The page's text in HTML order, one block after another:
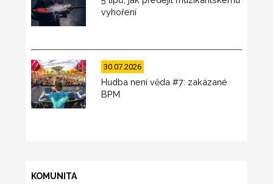
vyhoření
30.07.2026
Hudba není věda #7: zakázané
BPM
KOMUNITA